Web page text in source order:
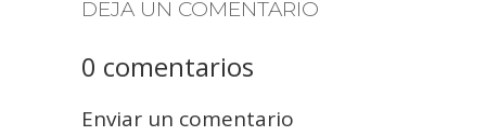
DEJA UN COMENTARIO
0 comentarios
Enviar un comentario